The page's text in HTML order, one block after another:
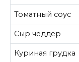
Томатный соус
Сыр чеддер
Куриная грудка